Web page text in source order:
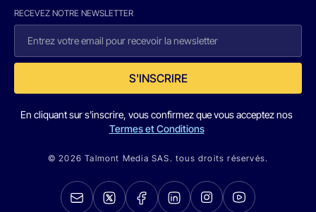
RECEVEZ NOTRE NEWSLETTER
S'INSCRIRE
En cliquant sur s'inscrire, vous confirmez que vous acceptez nos
Termes et Conditions
© 2026 Talmont Media SAS. tous droits réservés.